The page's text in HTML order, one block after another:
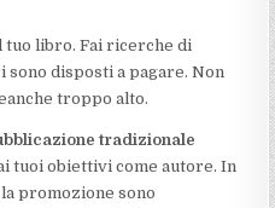
tuo libro. Fai ricerche di
disposti a pagare. Non
troppo alto.
tradizionale
tuoi obiettivi come autore. In
promozione sono